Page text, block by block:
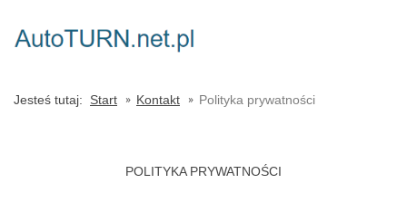
Jesteś tutaj: Start Kontakt Polityka prywatności
POLITYKA PRYWATNOŚCI